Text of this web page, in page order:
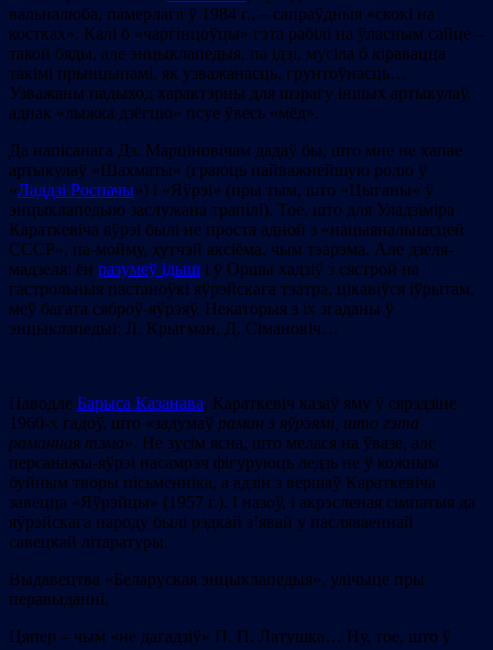
вальналюба, памерлага ў 1984 г., – сапраўдныя «скокі на
костках». Калі б «чаргінцоўцы» гэта рабілі на ўласным сайце –
такой бяды, але энцыклапедыя, па ідэі, мусіла б кіравацца
такімі прынцыпамі, як узважанасць, грунтоўнасць…
Узважаны падыход характэрны для шэрагу іншых артыкулаў,
аднак «лыжка дзёгцю» псуе ўвесь «мёд».
Да напісанага Дз. Марціновічам дадаў бы, што мне не хапае
артыкулаў «Шахматы» (граюць найважнейшую ролю ў
«Ладдзі Роспачы») і «Яўрэі» (пры тым, што «Цыганы» ў
энцыклапедыю заслужана трапілі). Тое, што для Уладзіміра
Караткевіча яўрэі былі не проста адной з «нацыянальнасцей
CCCР», па-мойму, хутчэй аксіёма, чым тэарэма. Але дзеля-
мадзеля: ён разумеў ідыш і ў Оршы хадзіў з сястрой на
гастрольныя пастаноўкі яўрэйскага тэатра, цікавіўся іўрытам,
меў багата сяброў-яўрэяў. Некаторыя з іх згаданы ў
энцыклапедыі: Л. Крыгман, Д. Сімановіч…
Паводле Барыса Казанава, Караткевіч казаў яму ў сярэдзіне
1960-х гадоў, што «задумаў раман з яўрэямі, што гэта
раманная тэма». Не зусім ясна, што мелася на ўвазе, але
персанажы-яўрэі насамрэч фігуруюць ледзь не ў кожным
буйным творы пісьменніка, а адзін з вершаў Караткевіча
завецца «Яўрэйцы» (1957 г.). І назоў, і акрэсленая сімпатыя да
яўрэйскага народу былі рэдкай з’явай у пасляваеннай
савецкай літаратуры.
Выдавецтва «Беларуская энцыклапедыя», улічыце пры
перавыданні.
Цяпер – чым «не дагадзіў» П. П. Латушка… Ну, тое, што ў